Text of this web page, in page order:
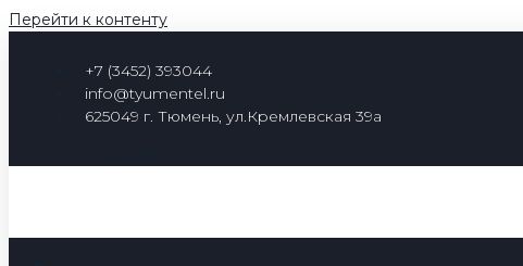
Перейти к контенту
+7 (3452) 393044
info@tyumentel.ru
625049 г. Тюмень, ул.Кремлевская 39а